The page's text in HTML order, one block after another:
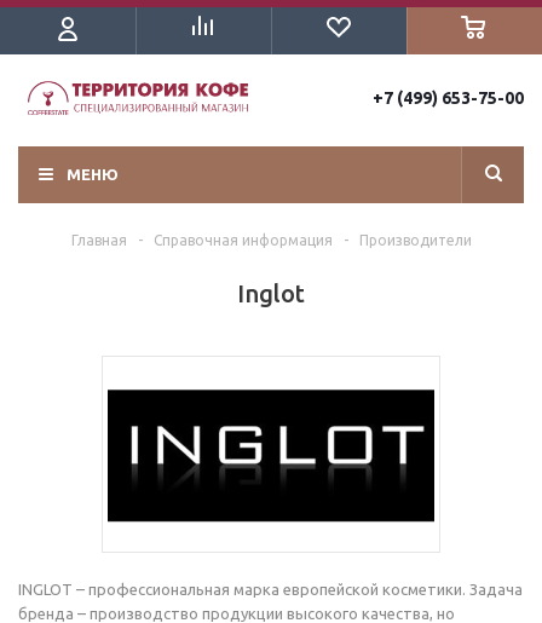
+7 (499) 653-75-00
МЕНЮ
Главная - Справочная информация - Производители
Inglot
INGLOT – профессиональная марка европейской косметики. Задача
бренда – производство продукции высокого качества, но